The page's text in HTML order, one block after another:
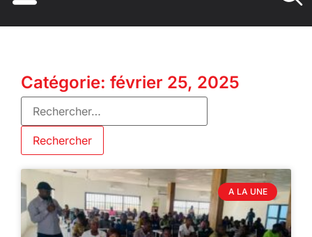
Catégorie: février 25, 2025
A LA UNE